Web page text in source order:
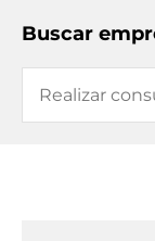
Buscar